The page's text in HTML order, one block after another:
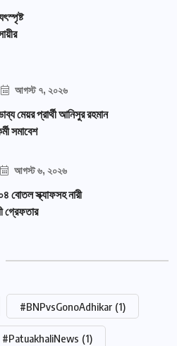
আগস্ট ৭, ২০২৬
মেয়র প্রার্থী আনিসুর রহমান
সমাবেশ
আগস্ট ৬, ২০২৬
বোতল স্ক্যাফসহ নারী
গ্রেফতার
#BNPvsGonoAdhikar (1)
#PatuakhaliNews (1)